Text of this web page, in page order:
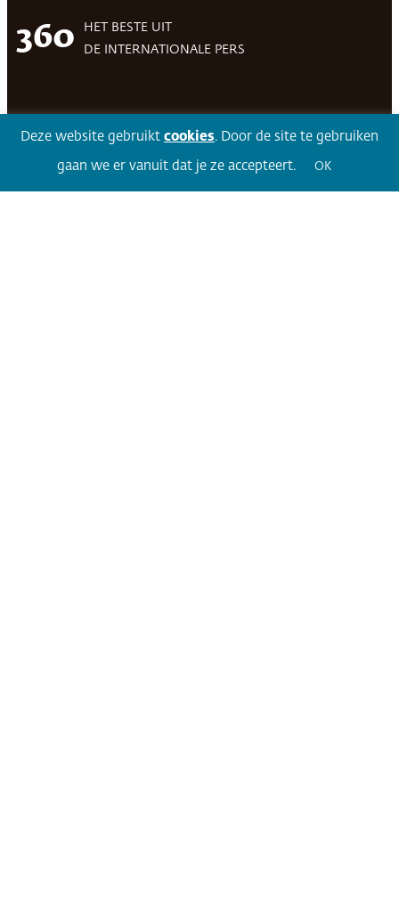
360
HET BESTE UIT
DE INTERNATIONALE PERS
Volg 360Facebook LinkedIn Twitter
Deze website gebruikt cookies. Door de site te gebruiken
gaan we er vanuit dat je ze accepteert. OK